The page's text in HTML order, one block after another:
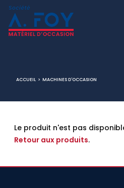
ACCUEIL > MACHINES D'OCCASION
Le produit n'est pas
Retour aux produits.